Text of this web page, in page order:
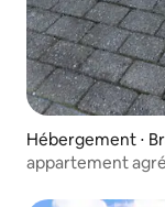
Hébergement ⋅
appartement